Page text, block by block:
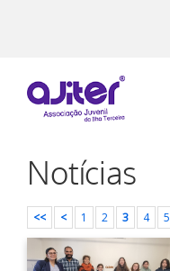
Notícias
<< < 1 2 3 4 5